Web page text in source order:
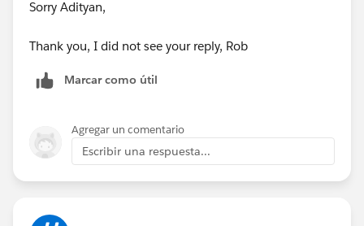
Sorry Adityan,
Thank you, I did not see your reply, Rob
Marcar como útil
Agregar un comentario
Escribir una respuesta...